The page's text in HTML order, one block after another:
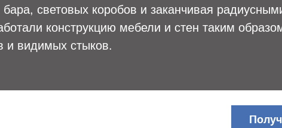
световых коробов и заканчивая
конструкцию мебели и стен таким
и видимых стыков.